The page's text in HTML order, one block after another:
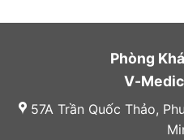
Phòng
V-
57A Trần Quốc Thảo,